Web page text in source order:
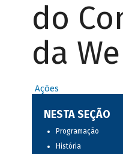
do
da
Ações
NESTA SEÇÃO
Programação
História